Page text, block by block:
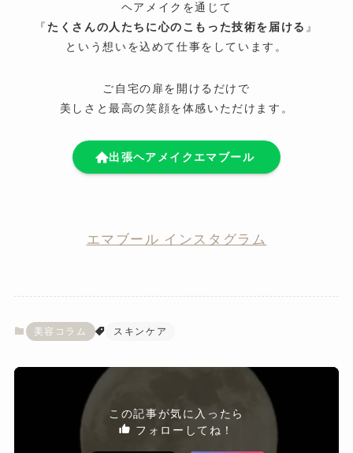
ヘアメイクを通じて
『 たくさんの人たちに心のこもった技術を届ける 』
という想いを込めて仕事をしています。
ご自宅の扉を開けるだけで
美しさと最高の笑顔を体感いただけます。
出張ヘアメイクエマブール
エマブール インスタグラム
美容コラム スキンケア
この記事が気に入ったら
フォローしてね！